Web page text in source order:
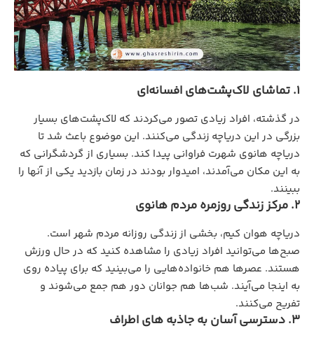
1. تماشای لاک‌پشت‌های افسانه‌ای
در گذشته، افراد زیادی تصور می‌کردند که لاک‌پشت‌های بسیار
بزرگی در این دریاچه زندگی می‌کنند. این موضوع باعث شد تا
دریاچه هانوی شهرت فراوانی پیدا کند. بسیاری از گردشگرانی که
به این مکان می‌آمدند، امیدوار بودند در زمان بازدید یکی از آنها را
ببینند.
2. مرکز زندگی روزمره مردم هانوی
دریاچه هوان کیم، بخشی از زندگی روزانه مردم شهر است.
صبح‌ها می‌توانید افراد زیادی را مشاهده کنید که در حال ورزش
هستند. عصرها هم خانواده‌هایی را می‌بینید که برای پیاده روی
به اینجا می‌آیند. شب‌ها هم جوانان دور هم جمع می‌شوند و
تفریح می‌کنند.
3. دسترسی آسان به جاذبه‌‌ های اطراف